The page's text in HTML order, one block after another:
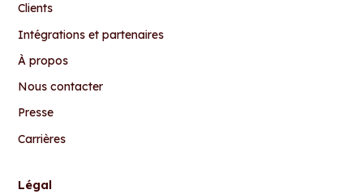
Clients
Intégrations et partenaires
À propos
Nous contacter
Presse
Carrières
Légal